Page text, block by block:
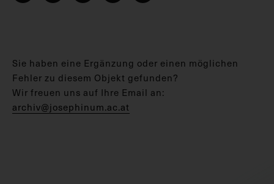
Sie haben eine Ergänzung oder einen möglichen
Fehler zu diesem Objekt gefunden?
Wir freuen uns auf Ihre Email an:
archiv@josephinum.ac.at